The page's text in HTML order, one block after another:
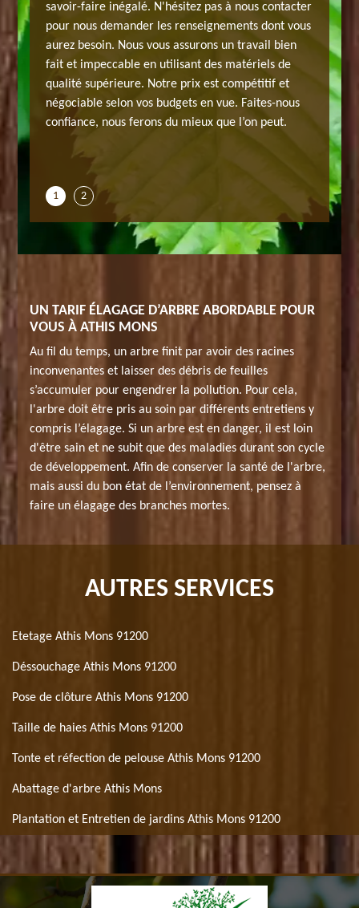
qui
Athis
savoir-faire inégalé. N'hésitez pas à nous contacter
pour nous demander les renseignements dont vous
aurez besoin. Nous vous assurons un travail bien
fait et impeccable en utilisant des matériels de
qualité supérieure. Notre prix est compétitif et
négociable selon vos budgets en vue. Faites-nous
confiance, nous ferons du mieux que l’on peut.
Alors,
a
faites
Mons
pour
réalise
de la
JH
1 2
UN TARIF ÉLAGAGE D’ARBRE ABORDABLE POUR
VOUS À ATHIS MONS
Au fil du temps, un arbre finit par avoir des racines
inconvenantes et laisser des débris de feuilles
s’accumuler pour engendrer la pollution. Pour cela,
l'arbre doit être pris au soin par différents entretiens y
compris l’élagage. Si un arbre est en danger, il est loin
d'être sain et ne subit que des maladies durant son cycle
de développement. Afin de conserver la santé de l'arbre,
mais aussi du bon état de l’environnement, pensez à
faire un élagage des branches mortes.
AUTRES SERVICES
Etetage Athis Mons 91200
Déssouchage Athis Mons 91200
Pose de clôture Athis Mons 91200
Taille de haies Athis Mons 91200
Tonte et réfection de pelouse Athis Mons 91200
Abattage d'arbre Athis Mons
Plantation et Entretien de jardins Athis Mons 91200